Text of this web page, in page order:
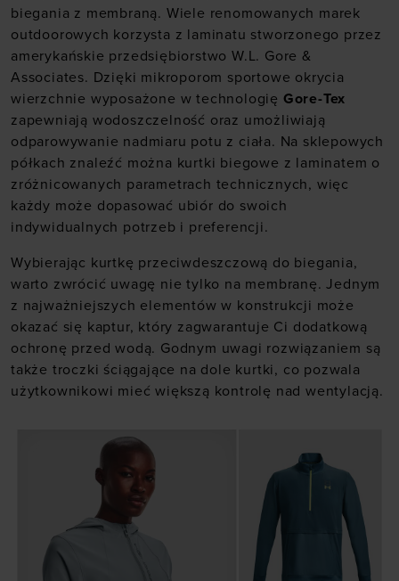
biegania z membraną. Wiele renomowanych marek
outdoorowych korzysta z laminatu stworzonego przez
amerykańskie przedsiębiorstwo W.L. Gore &
Associates. Dzięki mikroporom sportowe okrycia
wierzchnie wyposażone w technologię Gore-Tex
zapewniają wodoszczelność oraz umożliwiają
odparowywanie nadmiaru potu z ciała. Na sklepowych
półkach znaleźć można kurtki biegowe z laminatem o
zróżnicowanych parametrach technicznych, więc
każdy może dopasować ubiór do swoich
indywidualnych potrzeb i preferencji.
Wybierając kurtkę przeciwdeszczową do biegania,
warto zwrócić uwagę nie tylko na membranę. Jednym
z najważniejszych elementów w konstrukcji może
okazać się kaptur, który zagwarantuje Ci dodatkową
ochronę przed wodą. Godnym uwagi rozwiązaniem są
także troczki ściągające na dole kurtki, co pozwala
użytkownikowi mieć większą kontrolę nad wentylacją.